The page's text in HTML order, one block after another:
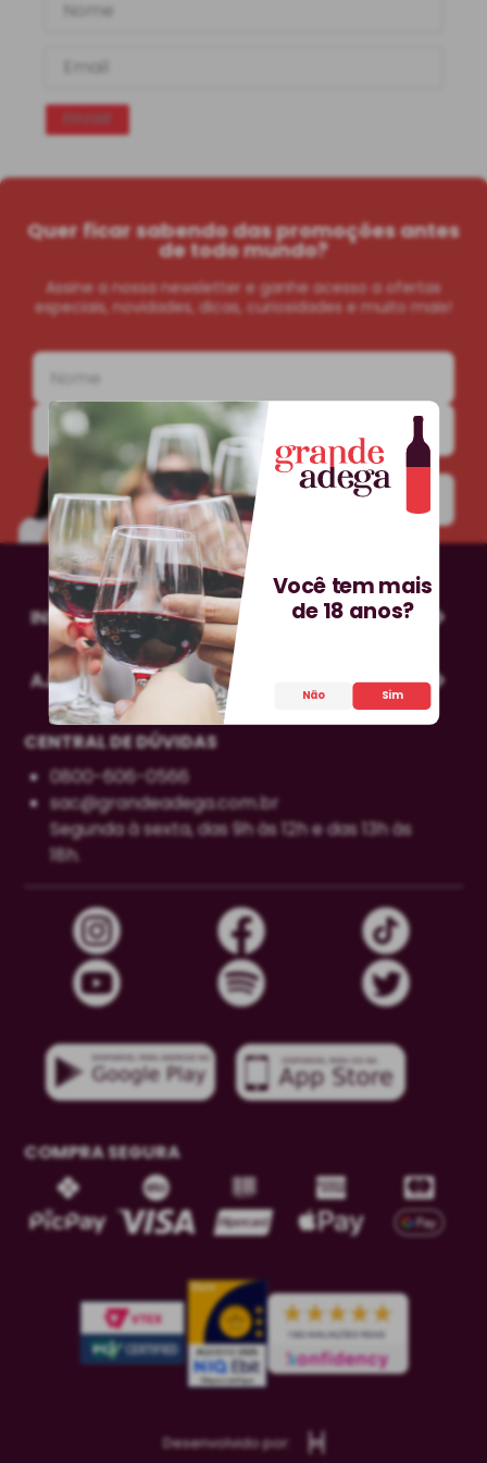
Quer ficar sabendo das promoções antes
de todo mundo?
Assine a nossa newsletter e ganhe acesso a ofertas
especiais, novidades, dicas, curiosidades e muito mais!
INSCREVA-SE!
INSTITUCIONAL
AJUDA
CENTRAL DE DÚVIDAS
0800-606-0566
sac@grandeadega.com.br
Segunda à sexta, das 9h às 12h e das 13h às
18h.
COMPRA SEGURA
Desenvolvido por:
Você tem mais
de 18 anos?
Não Sim